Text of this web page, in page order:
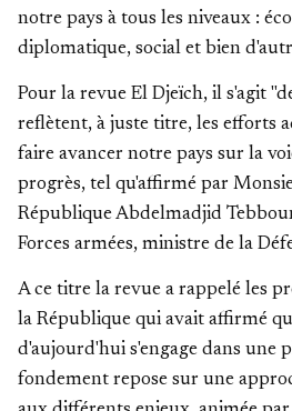
notre pays à tous les niveaux :
diplomatique, social et bien
Pour la revue El Djeïch, il s'agit
reflètent, à juste titre, les efforts
faire avancer notre pays sur la
progrès, tel qu'affirmé par
République Abdelmadjid
Forces armées, ministre de la
A ce titre la revue a rappelé les
la République qui avait affirmé
d'aujourd'hui s'engage dans une
fondement repose sur une